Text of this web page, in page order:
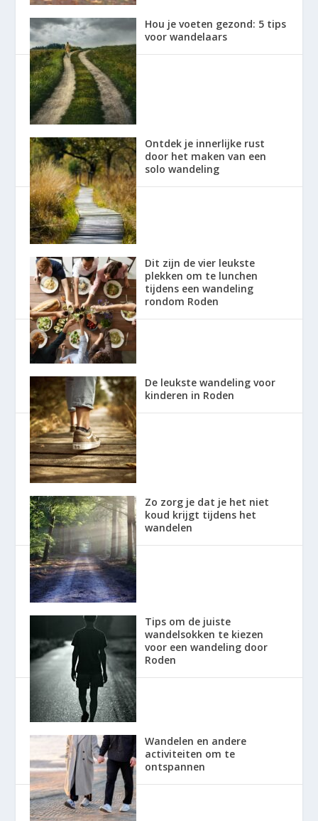
Hou je voeten gezond: 5 tips
voor wandelaars
Ontdek je innerlijke rust
door het maken van een
solo wandeling
Dit zijn de vier leukste
plekken om te lunchen
tijdens een wandeling
rondom Roden
De leukste wandeling voor
kinderen in Roden
Zo zorg je dat je het niet
koud krijgt tijdens het
wandelen
Tips om de juiste
wandelsokken te kiezen
voor een wandeling door
Roden
Wandelen en andere
activiteiten om te
ontspannen